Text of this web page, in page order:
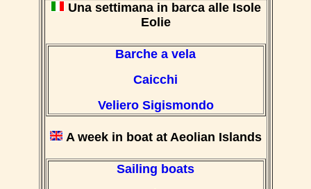
Una settimana in barca alle Isole
Eolie
Barche a vela
Caicchi
Veliero Sigismondo
A week in boat at Aeolian Islands
Sailing boats